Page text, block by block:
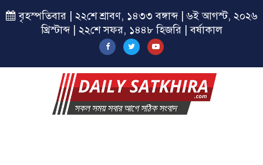
বৃহস্পতিবার | ২২শে শ্রাবণ, ১৪৩৩ বঙ্গাব্দ | ৬ই আগস্ট, ২০২৬
খ্রিস্টাব্দ | ২২শে সফর, ১৪৪৮ হিজরি | বর্ষাকাল